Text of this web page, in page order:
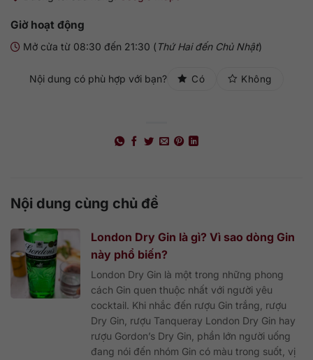
Giờ hoạt động
Mở cửa từ 08:30 đến 21:30 ( Thứ Hai đến Chủ Nhật)
Nội dung có phù hợp với bạn? Có Không
Nội dung cùng chủ đề
London Dry Gin là gì? Vì sao dòng Gin
này phổ biến?
London Dry Gin là một trong những phong
cách Gin quen thuộc nhất với người yêu
cocktail. Khi nhắc đến rượu Gin trắng, rượu
Dry Gin, rượu Tanqueray London Dry Gin hay
rượu Gordon’s Dry Gin, phần lớn người uống
đang nói đến nhóm Gin có màu trong suốt, vị